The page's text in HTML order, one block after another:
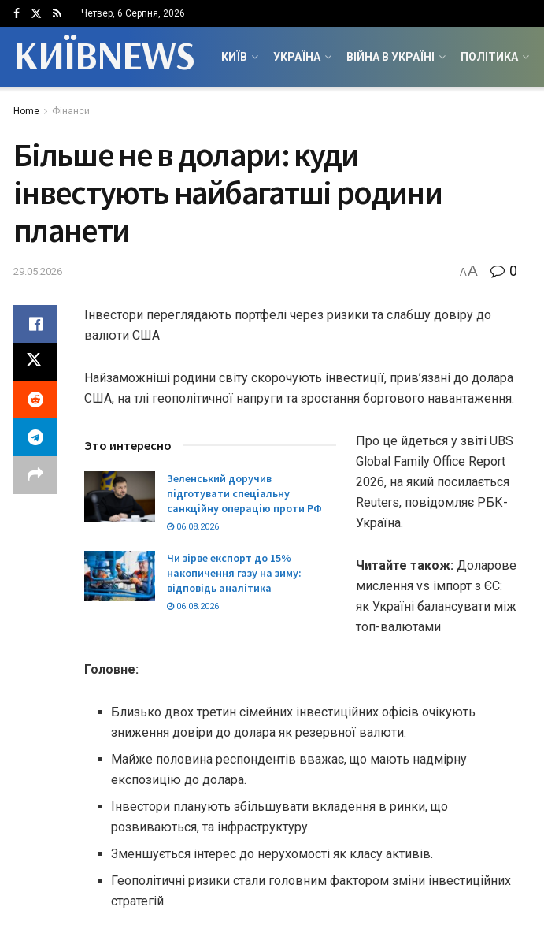
Четвер, 6 Серпня, 2026
КИЇВNEWS КИЇВ УКРАЇНА ВІЙНА В УКРАЇНІ ПОЛІТИКА
Home Фінанси
Більше не в долари: куди
інвестують найбагатші родини
планети
29.05.2026 AA 0
Інвестори переглядають портфелі через ризики та слабшу довіру до
валюти США
Найзаможніші родини світу скорочують інвестиції, прив’язані до долара
США, на тлі геополітичної напруги та зростання боргового навантаження.
Это интересно
Зеленський доручив
підготувати спеціальну
санкційну операцію проти РФ
06.08.2026
Чи зірве експорт до 15%
накопичення газу на зиму:
відповідь аналітика
06.08.2026
Про це йдеться у звіті UBS
Global Family Office Report
2026, на який посилається
Reuters, повідомляє РБК-
Україна.
Читайте також: Доларове
мислення vs імпорт з ЄС:
як Україні балансувати між
топ-валютами
Головне:
Близько двох третин сімейних інвестиційних офісів очікують
зниження довіри до долара як резервної валюти.
Майже половина респондентів вважає, що мають надмірну
експозицію до долара.
Інвестори планують збільшувати вкладення в ринки, що
розвиваються, та інфраструктуру.
Зменшується інтерес до нерухомості як класу активів.
Геополітичні ризики стали головним фактором зміни інвестиційних
стратегій.